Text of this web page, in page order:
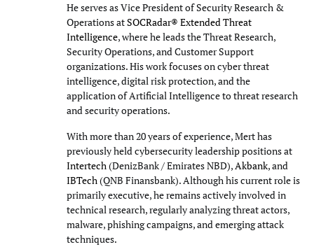
He serves as Vice President of Security Research &
Operations atSOCRadar® Extended Threat
Intelligence, where he leads the Threat Research,
Security Operations, and Customer Support
organizations. His work focuses on cyber threat
intelligence, digital risk protection, and the
application of Artificial Intelligence to threat research
and security operations.
With more than 20 years of experience, Mert has
previously held cybersecurity leadership positions at
Intertech(DenizBank / Emirates NBD),Akbank, and
IBTech(QNB Finansbank). Although his current role is
primarily executive, he remains actively involved in
technical research, regularly analyzing threat actors,
malware, phishing campaigns, and emerging attack
techniques.